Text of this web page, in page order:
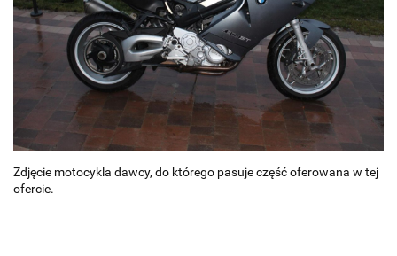
Zdjęcie motocykla dawcy, do którego pasuje część oferowana w tej
ofercie.